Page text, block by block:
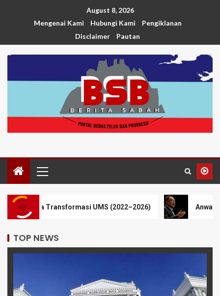
August 8, 2026
Mengenai Kami
Hubungi Kami
Pengiklanan
Disclaimer
Pautan
UMS (2022–2026) Anwar pertimbang PRU
TOP NEWS